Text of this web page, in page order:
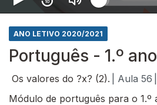
ANO LETIVO 2020/2021
Português - 1.º ano
Os valores do ?x? (2). | Aula 56
Módulo de português para o 1.º